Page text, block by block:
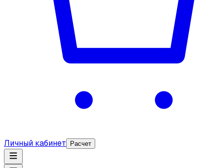
Личный кабинет Расчет